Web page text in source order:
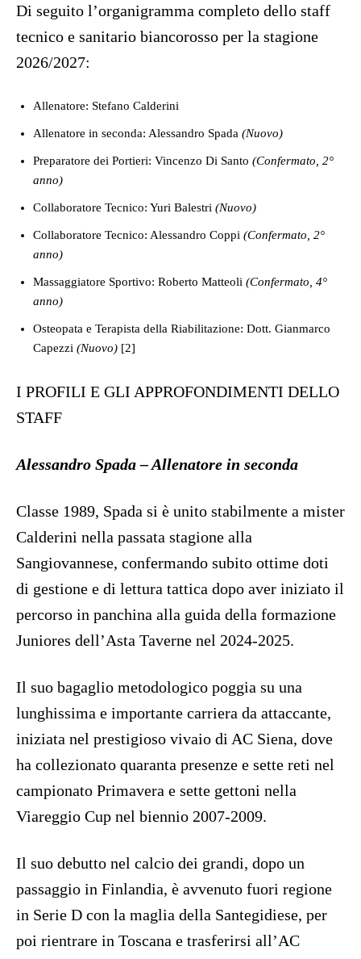
Di seguito l’organigramma completo dello staff
tecnico e sanitario biancorosso per la stagione
2026/2027:
Allenatore: Stefano Calderini
Allenatore in seconda: Alessandro Spada (Nuovo)
Preparatore dei Portieri: Vincenzo Di Santo (Confermato, 2°
anno)
Collaboratore Tecnico: Yuri Balestri (Nuovo)
Collaboratore Tecnico: Alessandro Coppi (Confermato, 2°
anno)
Massaggiatore Sportivo: Roberto Matteoli (Confermato, 4°
anno)
Osteopata e Terapista della Riabilitazione: Dott. Gianmarco
Capezzi (Nuovo) [2]
I PROFILI E GLI APPROFONDIMENTI DELLO
STAFF
Alessandro Spada – Allenatore in seconda
Classe 1989, Spada si è unito stabilmente a mister
Calderini nella passata stagione alla
Sangiovannese, confermando subito ottime doti
di gestione e di lettura tattica dopo aver iniziato il
percorso in panchina alla guida della formazione
Juniores dell’Asta Taverne nel 2024-2025.
Il suo bagaglio metodologico poggia su una
lunghissima e importante carriera da attaccante,
iniziata nel prestigioso vivaio di AC Siena, dove
ha collezionato quaranta presenze e sette reti nel
campionato Primavera e sette gettoni nella
Viareggio Cup nel biennio 2007-2009.
Il suo debutto nel calcio dei grandi, dopo un
passaggio in Finlandia, è avvenuto fuori regione
in Serie D con la maglia della Santegidiese, per
poi rientrare in Toscana e trasferirsi all’AC